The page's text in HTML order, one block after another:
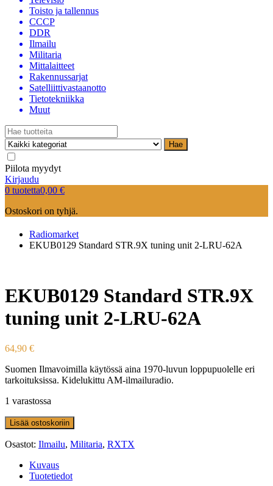
Toisto ja tallennus
CCCP
DDR
Ilmailu
Militaria
Mittalaitteet
Rakennussarjat
Satelliittivastaanotto
Tietotekniikka
Muut
Hae
Piilota myydyt
Kirjaudu
0 tuotetta0,00 €
Ostoskori on tyhjä.
Radiomarket
EKUB0129 Standard STR.9X tuning unit 2-LRU-62A
EKUB0129 Standard STR.9X
tuning unit 2-LRU-62A
64,90 €
Suomen Ilmavoimilla käytössä aina 1970-luvun loppupuolelle eri
tarkoituksissa. Kidelukittu AM-ilmailuradio.
1 varastossa
Lisää ostoskoriin
Osastot: Ilmailu, Militaria, RXTX
Kuvaus
Tuotetiedot